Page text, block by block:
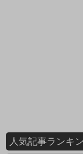
人気記事ランキ